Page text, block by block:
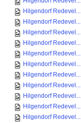
Hilgendorf Redevel...
Hilgendorf Redevel...
Hilgendorf Redevel...
Hilgendorf Redevel...
Hilgendorf Redevel...
Hilgendorf Redevel...
Hilgendorf Redevel...
Hilgendorf Redevel...
Hilgendorf Redevel...
Hilgendorf Redevel...
Hilgendorf Redevel...